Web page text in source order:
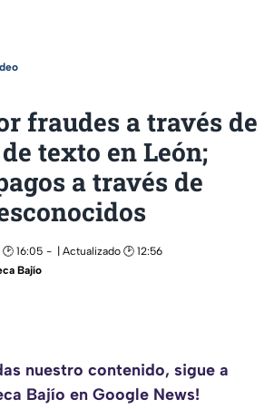
fraudes a través de
texto en León;
a través de
16:05
| Actualizado 🕑 12:56
Bajío
nuestro contenido, sigue a
Bajío en Google News!